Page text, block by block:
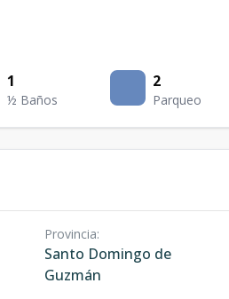
1
½ Baños
2
Parqueo
Provincia:
Santo Domingo de
Guzmán